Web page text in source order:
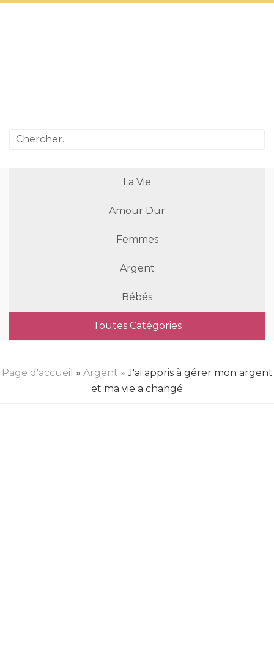
La Vie
Amour Dur
Femmes
Argent
Bébés
Toutes Catégories
Page d'accueil » Argent » J'ai appris à gérer mon argent
et ma vie a changé